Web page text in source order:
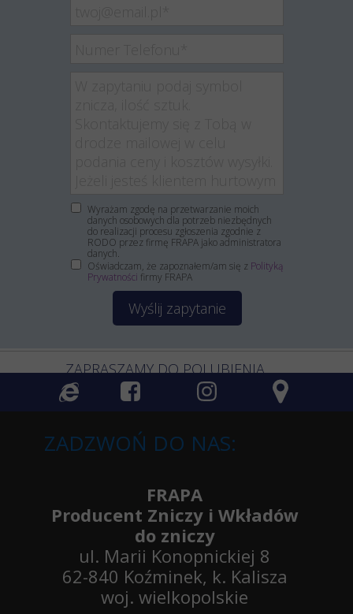
Wyrażam zgodę na przetwarzanie moich
danych osobowych dla potrzeb niezbędnych
do realizacji procesu zgłoszenia zgodnie z
RODO przez firmę FRAPA jako administratora
danych.
Oświadczam, że zapoznałem/am się z Polityką
Prywatności firmy FRAPA
Wyślij zapytanie
ZAPRASZAMY DO POLUBIENIA
ZADZWOŃ DO NAS:
FRAPA
Producent Zniczy i Wkładów
do zniczy
ul. Marii Konopnickiej 8
62-840 Koźminek, k. Kalisza
woj. wielkopolskie